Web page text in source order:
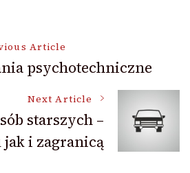
Article
psychotechniczne
Next Article
starszych –
i zagranicą